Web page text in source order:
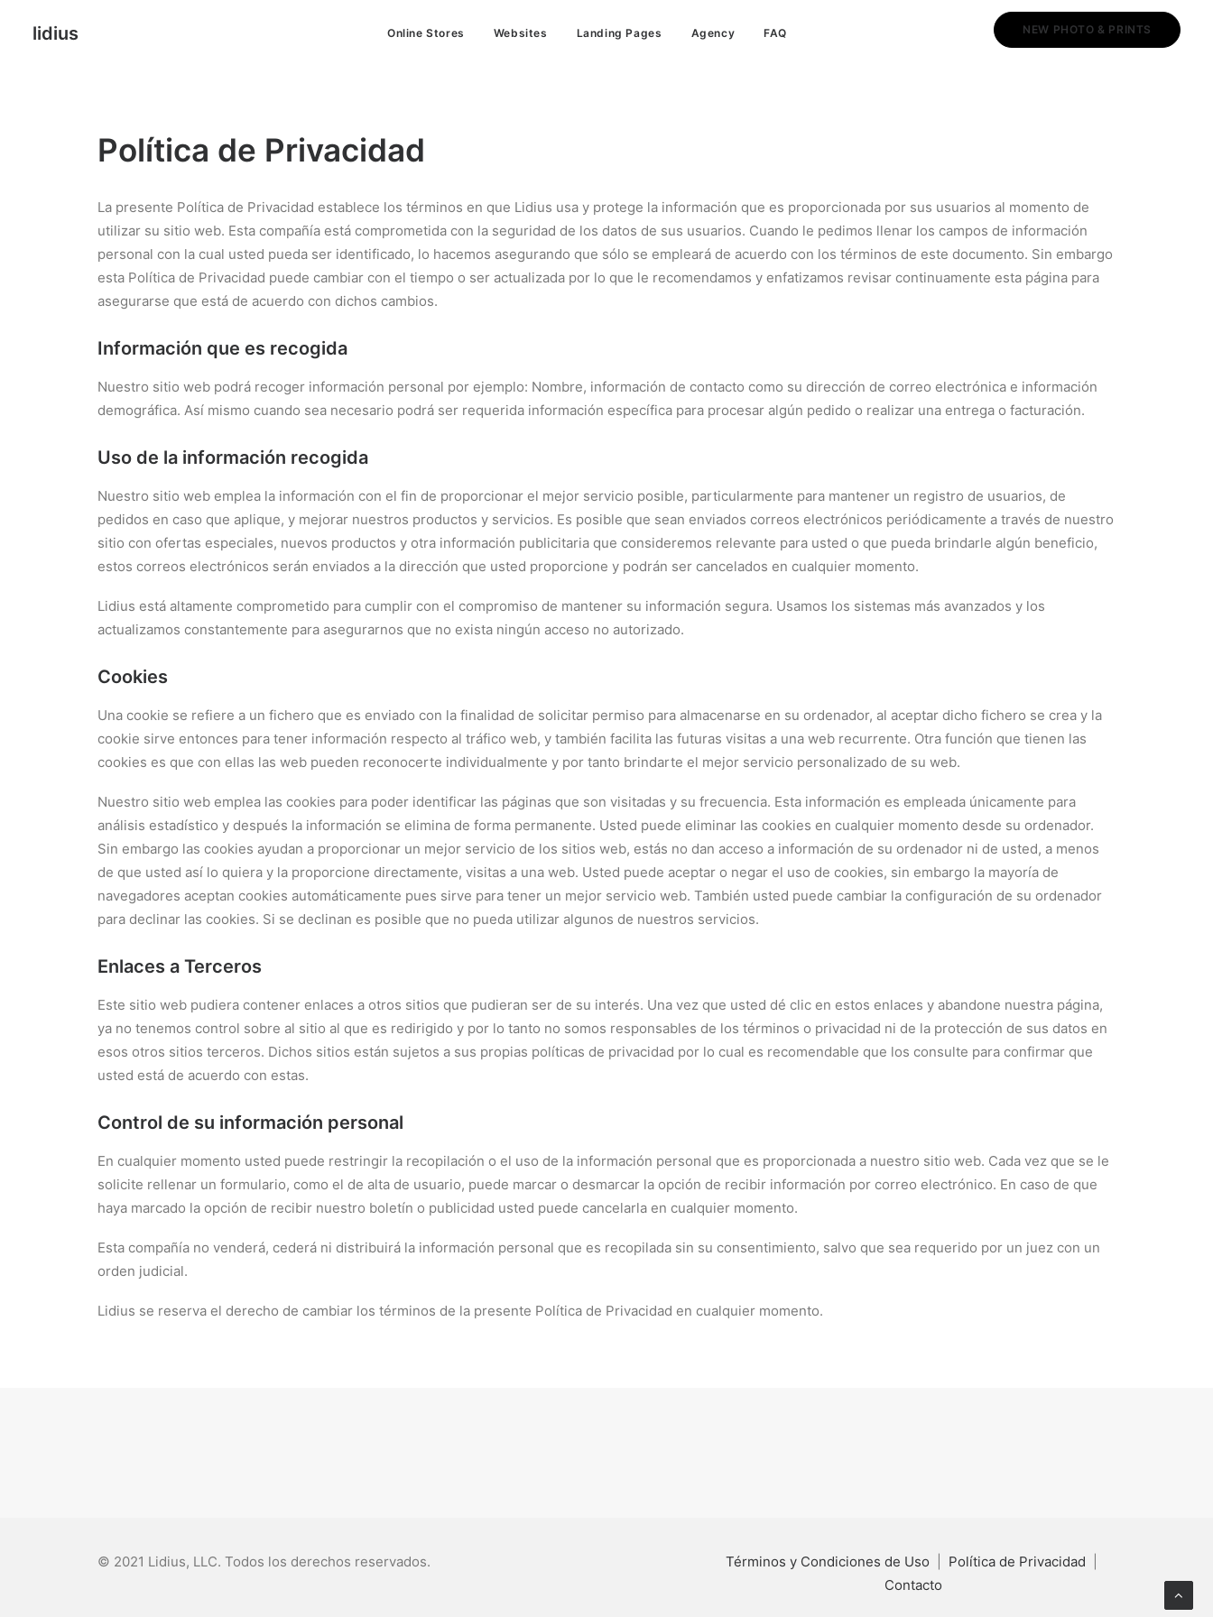
lidius Online Stores Websites Landing Pages Agency FAQ NEW PHOTO & PRINTS
Política de Privacidad
La presente Política de Privacidad establece los términos en que Lidius usa y protege la información que es proporcionada por sus usuarios al momento de
utilizar su sitio web. Esta compañía está comprometida con la seguridad de los datos de sus usuarios. Cuando le pedimos llenar los campos de información
personal con la cual usted pueda ser identificado, lo hacemos asegurando que sólo se empleará de acuerdo con los términos de este documento. Sin embargo
esta Política de Privacidad puede cambiar con el tiempo o ser actualizada por lo que le recomendamos y enfatizamos revisar continuamente esta página para
asegurarse que está de acuerdo con dichos cambios.
Información que es recogida
Nuestro sitio web podrá recoger información personal por ejemplo: Nombre, información de contacto como su dirección de correo electrónica e información
demográfica. Así mismo cuando sea necesario podrá ser requerida información específica para procesar algún pedido o realizar una entrega o facturación.
Uso de la información recogida
Nuestro sitio web emplea la información con el fin de proporcionar el mejor servicio posible, particularmente para mantener un registro de usuarios, de
pedidos en caso que aplique, y mejorar nuestros productos y servicios. Es posible que sean enviados correos electrónicos periódicamente a través de nuestro
sitio con ofertas especiales, nuevos productos y otra información publicitaria que consideremos relevante para usted o que pueda brindarle algún beneficio,
estos correos electrónicos serán enviados a la dirección que usted proporcione y podrán ser cancelados en cualquier momento.
Lidius está altamente comprometido para cumplir con el compromiso de mantener su información segura. Usamos los sistemas más avanzados y los
actualizamos constantemente para asegurarnos que no exista ningún acceso no autorizado.
Cookies
Una cookie se refiere a un fichero que es enviado con la finalidad de solicitar permiso para almacenarse en su ordenador, al aceptar dicho fichero se crea y la
cookie sirve entonces para tener información respecto al tráfico web, y también facilita las futuras visitas a una web recurrente. Otra función que tienen las
cookies es que con ellas las web pueden reconocerte individualmente y por tanto brindarte el mejor servicio personalizado de su web.
Nuestro sitio web emplea las cookies para poder identificar las páginas que son visitadas y su frecuencia. Esta información es empleada únicamente para
análisis estadístico y después la información se elimina de forma permanente. Usted puede eliminar las cookies en cualquier momento desde su ordenador.
Sin embargo las cookies ayudan a proporcionar un mejor servicio de los sitios web, estás no dan acceso a información de su ordenador ni de usted, a menos
de que usted así lo quiera y la proporcione directamente, visitas a una web. Usted puede aceptar o negar el uso de cookies, sin embargo la mayoría de
navegadores aceptan cookies automáticamente pues sirve para tener un mejor servicio web. También usted puede cambiar la configuración de su ordenador
para declinar las cookies. Si se declinan es posible que no pueda utilizar algunos de nuestros servicios.
Enlaces a Terceros
Este sitio web pudiera contener enlaces a otros sitios que pudieran ser de su interés. Una vez que usted dé clic en estos enlaces y abandone nuestra página,
ya no tenemos control sobre al sitio al que es redirigido y por lo tanto no somos responsables de los términos o privacidad ni de la protección de sus datos en
esos otros sitios terceros. Dichos sitios están sujetos a sus propias políticas de privacidad por lo cual es recomendable que los consulte para confirmar que
usted está de acuerdo con estas.
Control de su información personal
En cualquier momento usted puede restringir la recopilación o el uso de la información personal que es proporcionada a nuestro sitio web. Cada vez que se le
solicite rellenar un formulario, como el de alta de usuario, puede marcar o desmarcar la opción de recibir información por correo electrónico. En caso de que
haya marcado la opción de recibir nuestro boletín o publicidad usted puede cancelarla en cualquier momento.
Esta compañía no venderá, cederá ni distribuirá la información personal que es recopilada sin su consentimiento, salvo que sea requerido por un juez con un
orden judicial.
Lidius se reserva el derecho de cambiar los términos de la presente Política de Privacidad en cualquier momento.
© 2021 Lidius, LLC. Todos los derechos reservados. Términos y Condiciones de Uso Política de Privacidad
Contacto